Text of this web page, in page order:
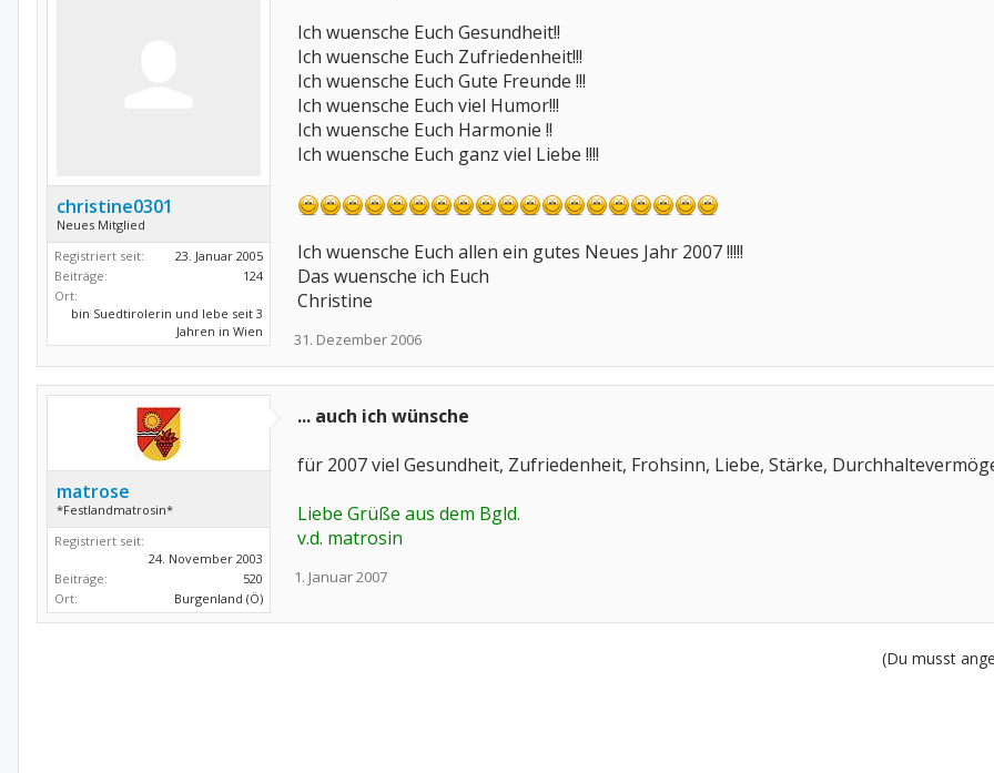
christine0301
Neues Mitglied
Registriert seit:
23. Januar 2005
Beiträge:
124
Ort:
bin Suedtirolerin und lebe seit 3
Jahren in Wien
Ich wuensche Euch Gesundheit!!
Ich wuensche Euch Zufriedenheit!!!
Ich wuensche Euch Gute Freunde !!!
Ich wuensche Euch viel Humor!!!
Ich wuensche Euch Harmonie !!
Ich wuensche Euch ganz viel Liebe !!!!
Ich wuensche Euch allen ein gutes Neues Jahr 2007 !!!!!
Das wuensche ich Euch
Christine
31. Dezember 2006
matrose
*Festlandmatrosin*
Registriert seit:
24. November 2003
Beiträge:
520
Ort:
Burgenland (Ö)
... auch ich wünsche
für 2007 viel Gesundheit, Zufriedenheit, Frohsinn, Liebe, Stärke,
Liebe Grüße aus dem Bgld.
v.d. matrosin
1. Januar 2007
(Du musst